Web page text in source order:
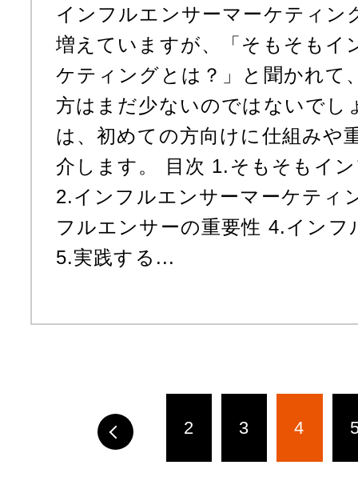
インフルエンサーマーケティン
増えていますが、「そもそもイ
ケティングとは？」と聞かれて
方はまだ少ないのではないでし
は、初めての方向けに仕組みや
介します。 目次 1.そもそもイ
2.インフルエンサーマーケティ
フルエンサーの重要性 4.インフ
5.実践する...
2 3 4